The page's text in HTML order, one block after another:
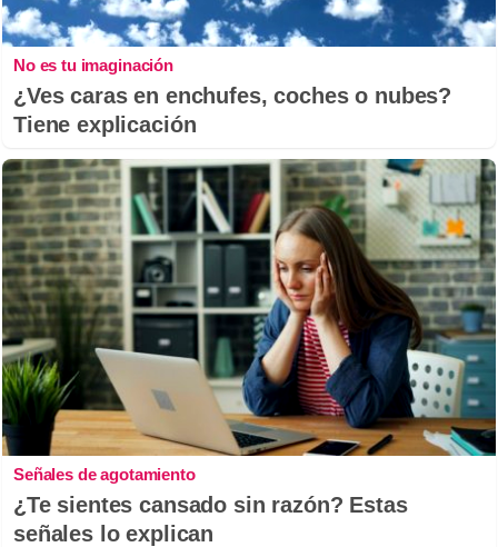
No es tu imaginación
¿Ves caras en enchufes, coches o nubes?
Tiene explicación
Señales de agotamiento
¿Te sientes cansado sin razón? Estas
señales lo explican